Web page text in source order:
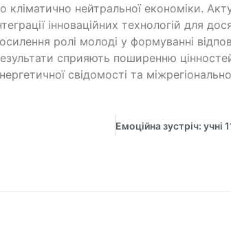
кліматично нейтральної економіки.
інноваційних технологій для
ролі молоді у формуванні
сприяють поширенню
свідомості та